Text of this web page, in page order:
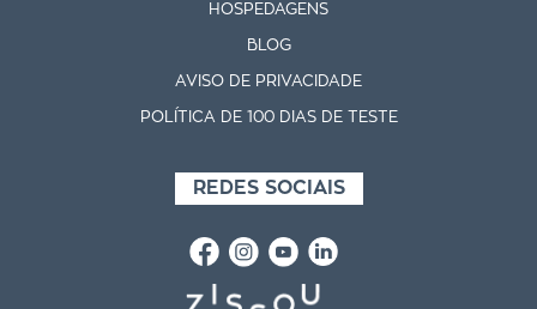
HOSPEDAGENS
BLOG
AVISO DE PRIVACIDADE
POLÍTICA DE 100 DIAS DE TESTE
REDES SOCIAIS